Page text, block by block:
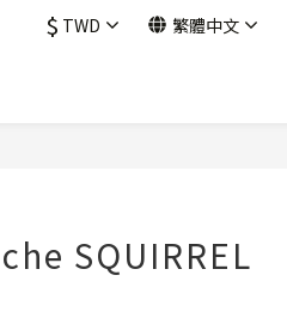
$ TWD 繁體中文
SQUIRREL